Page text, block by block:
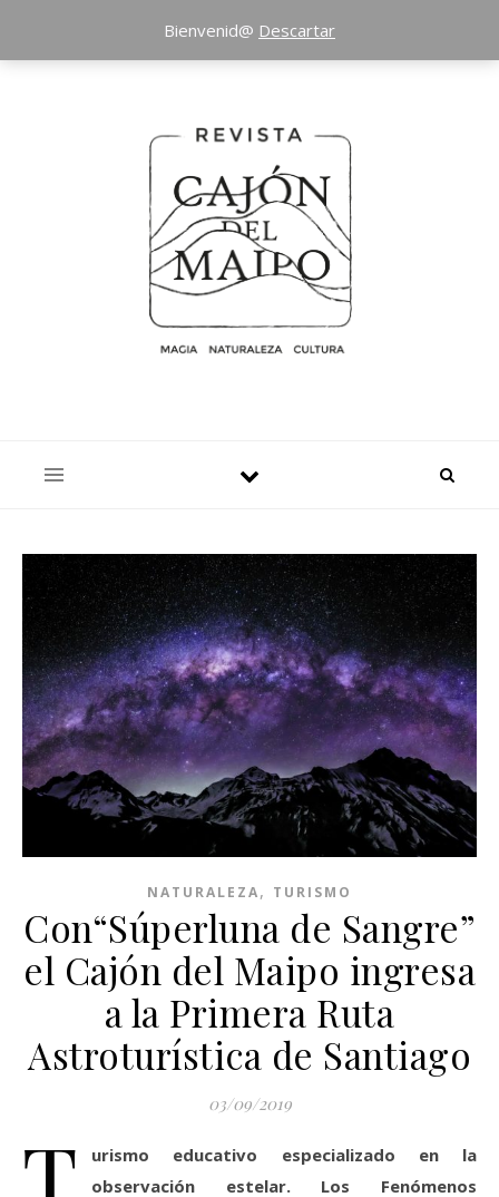
NATURALEZA, TURISMO
Con“Súperluna de Sangre”
el Cajón del Maipo ingresa
a la Primera Ruta
Astroturística de Santiago
03/09/2019
urismo educativo especializado en la
observación estelar. Los Fenómenos
Bienvenid@ Descartar